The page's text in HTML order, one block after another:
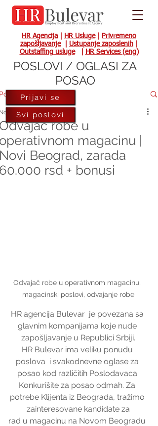
HR Agencija HR Usluge|
Privremeno
zapošljavanje| Ustupanje zaposlenih
Outstaffing usluge| HR Services (eng)
robe u
magacinu |
Beograd, zarada
rsd + bonusi
24, 2023
Odvajač robe u operativnom magacinu,
magacinski poslovi, odvajanje robe
HR agencija Bulevar  je povezana sa
glavnim kompanijama koje nude
zapošljavanje u Republici Srbiji.
HR Bulevar ima veliku ponudu
poslova  i svakodnevne oglase za
posao kod različitih Poslodavaca.
Konkurišite za posao odmah. Za
potrebe Klijenta iz Beograda, tražimo
zainteresovane kandidate za
rad u magacinu na Novom Beogradu
Prijavi se
Svi poslovi
POSLOVI / OGLASI ZA
POSAO